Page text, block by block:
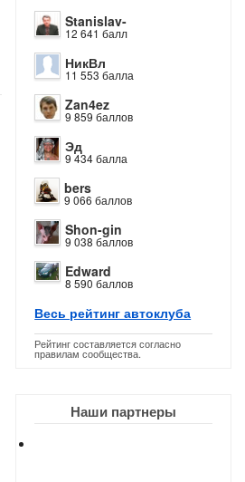
Stanislav-
12 641 балл
НикВл
11 553 балла
Zan4ez
9 859 баллов
Эд
9 434 балла
bers
9 066 баллов
Shon-gin
9 038 баллов
Edward
8 590 баллов
Весь рейтинг автоклуба
Рейтинг составляется согласно
правилам сообщества.
Наши партнеры